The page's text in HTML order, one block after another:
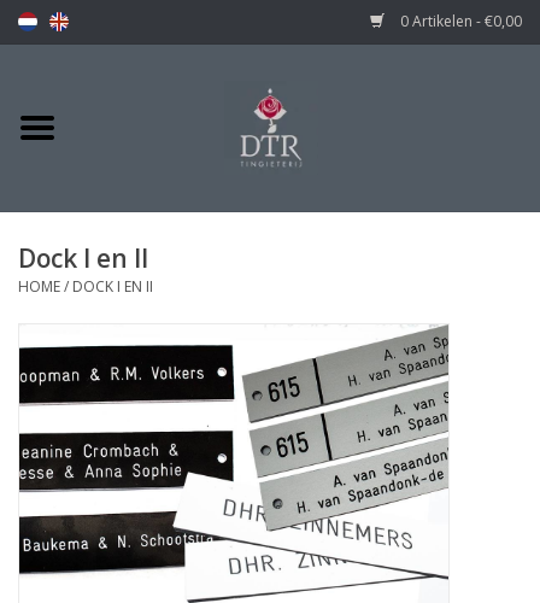
0 Artikelen - €0,00
Dock I en II
HOME/ DOCK I EN II